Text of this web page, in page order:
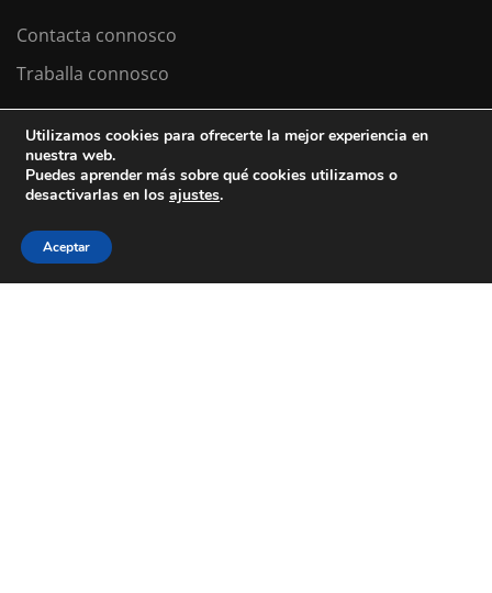
Contacta connosco
Traballa connosco
Colexio La Salle Santiago
Aviso Legal
Política de cookies
Política de privacidad
Utilizamos cookies para ofrecerte la mejor experiencia en
nuestra web.
Puedes aprender más sobre qué cookies utilizamos o
desactivarlas en los ajustes.
Aceptar